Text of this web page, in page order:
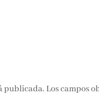
publicada. Los campos